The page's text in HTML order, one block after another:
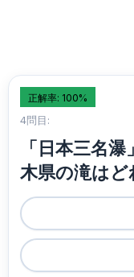
正解率: 100%
4問目:
「日本三名
木県の滝はど